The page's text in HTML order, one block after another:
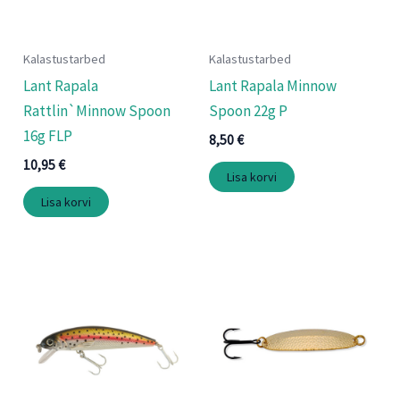
Kalastustarbed
Lant Rapala
Rattlin`Minnow Spoon
16g FLP
10,95€
Lisa korvi
Kalastustarbed
Lant Rapala Minnow
Spoon 22g P
8,50€
Lisa korvi